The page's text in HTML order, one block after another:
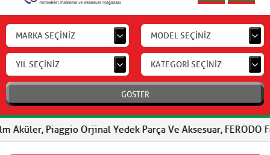
MARKA SEÇİNİZ MODEL SEÇİNİZ
YIL SEÇİNİZ KATEGORİ SEÇİNİZ
GÖSTER
Orjinal Yedek Parça Ve Aksesuar, FERODO Fren